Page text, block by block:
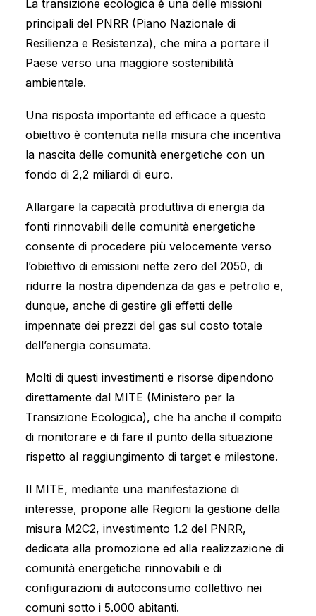
La transizione ecologica è una delle missioni
principali del PNRR (Piano Nazionale di
Resilienza e Resistenza), che mira a portare il
Paese verso una maggiore sostenibilità
ambientale.
Una risposta importante ed efficace a questo
obiettivo è contenuta nella misura che incentiva
la nascita delle comunità energetiche con un
fondo di 2,2 miliardi di euro.
Allargare la capacità produttiva di energia da
fonti rinnovabili delle comunità energetiche
consente di procedere più velocemente verso
l’obiettivo di emissioni nette zero del 2050, di
ridurre la nostra dipendenza da gas e petrolio e,
dunque, anche di gestire gli effetti delle
impennate dei prezzi del gas sul costo totale
dell’energia consumata.
Molti di questi investimenti e risorse dipendono
direttamente dal MITE (Ministero per la
Transizione Ecologica), che ha anche il compito
di monitorare e di fare il punto della situazione
rispetto al raggiungimento di target e milestone.
Il MITE, mediante una manifestazione di
interesse, propone alle Regioni la gestione della
misura M2C2, investimento 1.2 del PNRR,
dedicata alla promozione ed alla realizzazione di
comunità energetiche rinnovabili e di
configurazioni di autoconsumo collettivo nei
comuni sotto i 5.000 abitanti.